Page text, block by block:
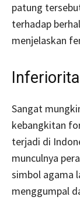
patung
terhadap
menjelaskan
Sangat
kebangkitan
terjadi di
munculnya
simbol agama
menggumpal